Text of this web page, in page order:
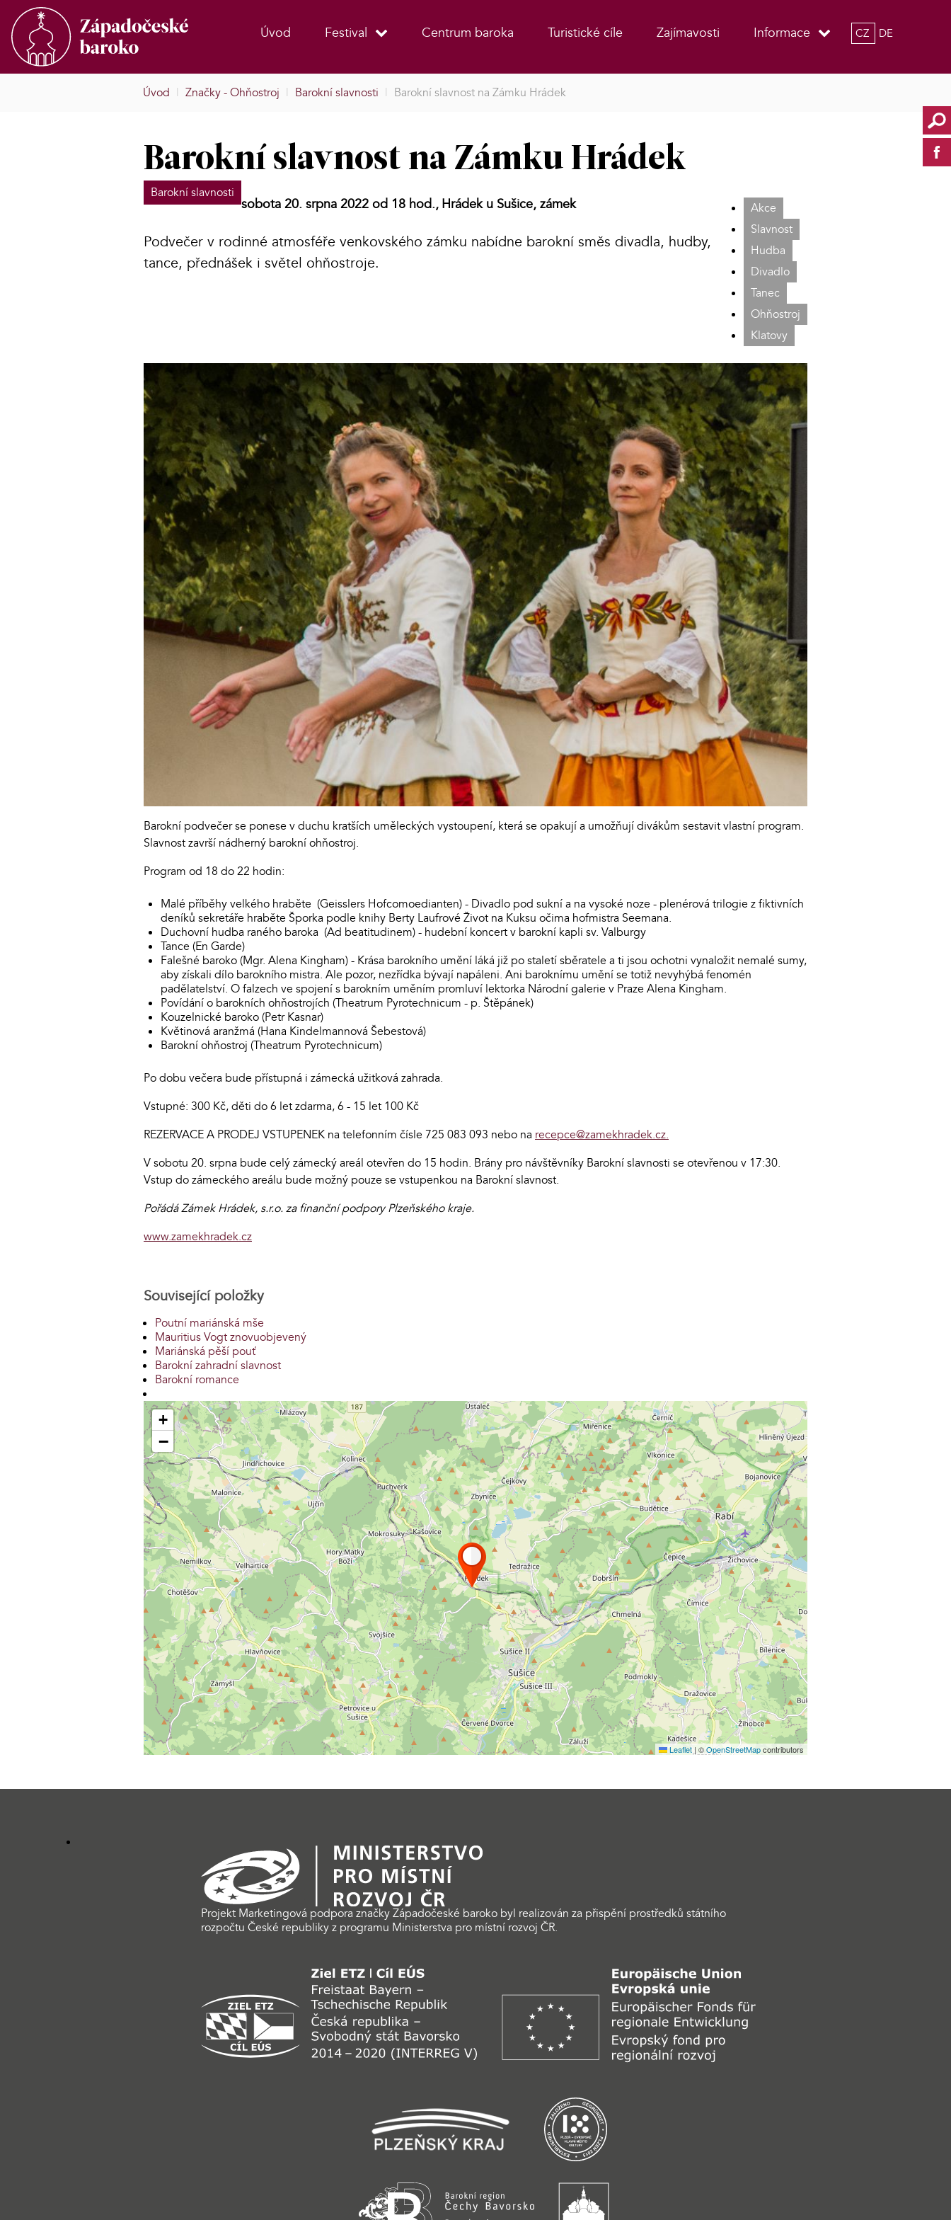
Úvod Festival Centrum baroka Turistické cíle Zajímavosti Informace CZ DE
Úvod | Značky - Ohňostroj | Barokní slavnosti | Barokní slavnost na Zámku Hrádek
Barokní slavnost na Zámku Hrádek
Barokní slavnosti
Akce
Slavnost
Hudba
Divadlo
Tanec
Ohňostroj
Klatovy
sobota 20. srpna 2022 od 18 hod., Hrádek u Sušice, zámek
Podvečer v rodinné atmosféře venkovského zámku nabídne barokní směs divadla, hudby,
tance, přednášek i světel ohňostroje.
Barokní podvečer se ponese v duchu kratších uměleckých vystoupení, která se opakují a umožňují divákům sestavit vlastní program.
Slavnost završí nádherný barokní ohňostroj.
Program od 18 do 22 hodin:
Malé příběhy velkého hraběte (Geisslers Hofcomoedianten) - Divadlo pod sukní a na vysoké noze - plenérová trilogie z fiktivních
deníků sekretáře hraběte Šporka podle knihy Berty Laufrové Život na Kuksu očima hofmistra Seemana.
Duchovní hudba raného baroka (Ad beatitudinem) - hudební koncert v barokní kapli sv. Valburgy
Tance (En Garde)
Falešné baroko (Mgr. Alena Kingham) - Krása barokního umění láká již po staletí sběratele a ti jsou ochotni vynaložit nemalé sumy,
aby získali dílo barokního mistra. Ale pozor, nezřídka bývají napáleni. Ani baroknímu umění se totiž nevyhýbá fenomén
padělatelství. O falzech ve spojení s barokním uměním promluví lektorka Národní galerie v Praze Alena Kingham.
Povídání o barokních ohňostrojích (Theatrum Pyrotechnicum - p. Štěpánek)
Kouzelnické baroko (Petr Kasnar)
Květinová aranžmá (Hana Kindelmannová Šebestová)
Barokní ohňostroj (Theatrum Pyrotechnicum)
Po dobu večera bude přístupná i zámecká užitková zahrada.
Vstupné: 300 Kč, děti do 6 let zdarma, 6 - 15 let 100 Kč
REZERVACE A PRODEJ VSTUPENEK na telefonním čísle 725 083 093 nebo na recepce@zamekhradek.cz.
V sobotu 20. srpna bude celý zámecký areál otevřen do 15 hodin. Brány pro návštěvníky Barokní slavnosti se otevřenou v 17:30.
Vstup do zámeckého areálu bude možný pouze se vstupenkou na Barokní slavnost.
Pořádá Zámek Hrádek, s.r.o. za finanční podpory Plzeňského kraje.
www.zamekhradek.cz
Související položky
Poutní mariánská mše
Mauritius Vogt znovuobjevený
Mariánská pěší pouť
Barokní zahradní slavnost
Barokní romance
+
−
Leaflet | ©OpenStreetMapcontributors
Projekt Marketingová podpora značky Západočeské baroko byl realizován za přispění prostředků státního
rozpočtu České republiky z programu Ministerstva pro místní rozvoj ČR.